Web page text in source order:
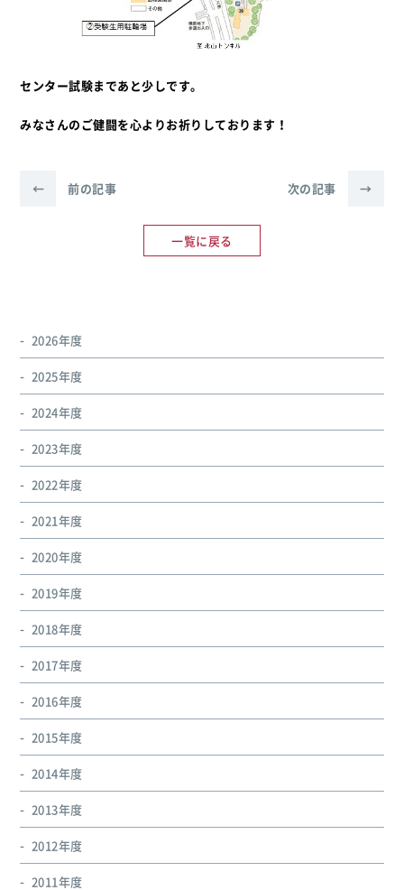
センター試験まであと少しです。
みなさんのご健闘を心よりお祈りしております！
← 前の記事
一覧に戻る
次の記事 →
2026年度
2025年度
2024年度
2023年度
2022年度
2021年度
2020年度
2019年度
2018年度
2017年度
2016年度
2015年度
2014年度
2013年度
2012年度
2011年度